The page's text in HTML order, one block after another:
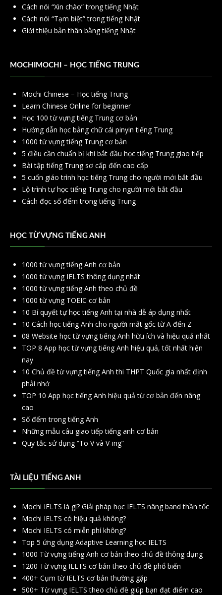
Cách nói “Xin chào” trong tiếng Nhật
Cách nói “Tạm biệt” trong tiếng Nhật
Giới thiệu bản thân bằng tiếng Nhật
MOCHIMOCHI – HỌC TIẾNG TRUNG
Mochi Chinese – Học tiếng Trung
Learn Chinese Online for beginner
Học 100 từ vựng tiếng Trung cơ bản
Hướng dẫn học bảng chữ cái pinyin tiếng Trung
1000 từ vựng tiếng Trung cơ bản
5 điều cần chuẩn bị khi bắt đầu học tiếng Trung giao tiếp
Bài tập tiếng Trung sơ cấp đến cao cấp
5 cuốn giáo trình học tiếng Trung cho người mới bắt đầu
Lộ trình tự học tiếng Trung cho người mới bắt đầu
Cách đọc số đếm trong tiếng Trung
HỌC TỪ VỰNG TIẾNG ANH
1000 từ vựng tiếng Anh cơ bản
1000 từ vựng IELTS thông dụng nhất
1000 từ vựng tiếng Anh theo chủ đề
1000 từ vựng TOEIC cơ bản
10 Bí quyết tự học tiếng Anh tại nhà dễ áp dụng nhất
10 Cách học tiếng Anh cho người mất gốc từ A đến Z
08 Website học từ vựng tiếng Anh hữu ích và hiệu quả nhất
TOP 8 App học từ vựng tiếng Anh hiệu quả, tốt nhất hiện
nay
10 Chủ đề từ vựng tiếng Anh thi THPT Quốc gia nhất định
phải nhớ
TOP 10 App học tiếng Anh hiệu quả từ cơ bản đến nâng
cao
Số đếm trong tiếng Anh
Những mẫu câu giao tiếp tiếng anh cơ bản
Quy tắc sử dụng “To V và V-ing”
TÀI LIỆU TIẾNG ANH
Mochi IELTS là gì? Giải pháp học IELTS nâng band thần tốc
Mochi IELTS có hiệu quả không?
Mochi IELTS có miễn phí không?
Top 5 ứng dụng Adaptive Learning học IELTS
1000 Từ vựng tiếng Anh cơ bản theo chủ đề thông dụng
1200 Từ vựng IELTS cơ bản theo chủ đề phổ biến
400+ Cụm từ IELTS cơ bản thường gặp
500+ Từ vựng IELTS theo chủ đề giúp bạn đạt điểm cao